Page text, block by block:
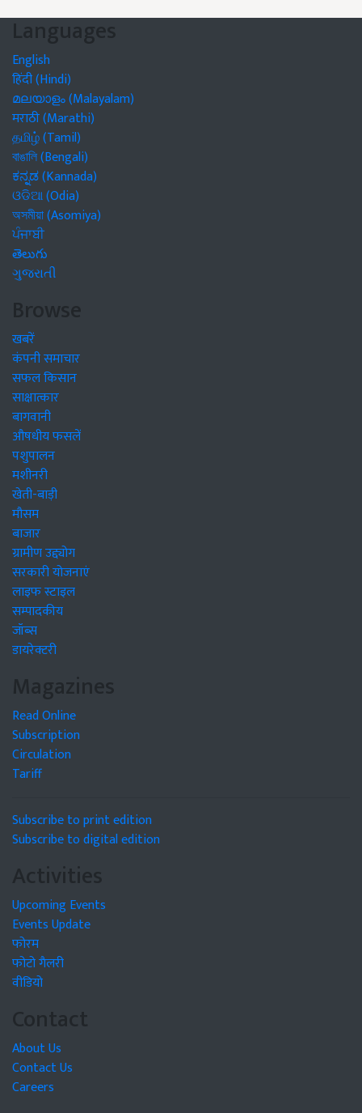
Languages
English
हिंदी (Hindi)
മലയാളം (Malayalam)
मराठी (Marathi)
தமிழ் (Tamil)
বাঙালি (Bengali)
ಕನ್ನಡ (Kannada)
ଓଡିଆ (Odia)
অসমীয়া (Asomiya)
ਪੰਜਾਬੀ
తెలుగు
ગુજરાતી
Browse
खबरें
कंपनी समाचार
सफल किसान
साक्षात्कार
बागवानी
औषधीय फसलें
पशुपालन
मशीनरी
खेती-बाड़ी
मौसम
बाजार
ग्रामीण उद्द्योग
सरकारी योजनाएं
लाइफ स्टाइल
सम्पादकीय
जॉब्स
डायरेक्टरी
Magazines
Read Online
Subscription
Circulation
Tariff
Subscribe to print edition
Subscribe to digital edition
Activities
Upcoming Events
Events Update
फोरम
फोटो गैलरी
वीडियो
Contact
About Us
Contact Us
Careers